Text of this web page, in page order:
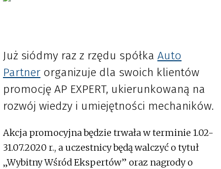
Już siódmy raz z rzędu spółka Auto
Partner organizuje dla swoich klientów
promocję AP EXPERT, ukierunkowaną na
rozwój wiedzy i umiejętności mechaników.
Akcja promocyjna będzie trwała w terminie 1.02-
31.07.2020 r., a uczestnicy będą walczyć o tytuł
„Wybitny Wśród Ekspertów” oraz nagrody o